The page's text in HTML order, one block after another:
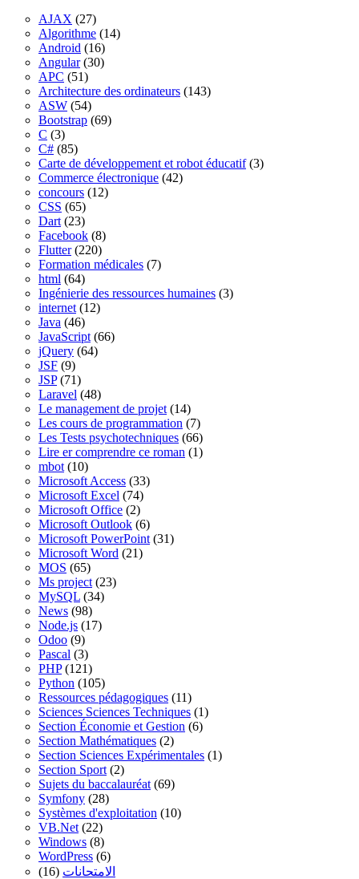
AJAX (27)
Algorithme (14)
Android (16)
Angular(30)
APC (51)
Architecture des ordinateurs (143)
ASW (54)
Bootstrap (69)
C (3)
C# (85)
Carte de développement et robot éducatif(3)
Commerce électronique (42)
concours (12)
CSS (65)
Dart (23)
Facebook (8)
Flutter(220)
Formation médicales (7)
html (64)
Ingénierie des ressources humaines (3)
internet (12)
Java (46)
JavaScript (66)
jQuery (64)
JSF (9)
JSP(71)
Laravel (48)
Le management de projet (14)
Les cours de programmation (7)
Les Tests psychotechniques (66)
Lire er comprendre ce roman (1)
mbot (10)
Microsoft Access (33)
Microsoft Excel (74)
Microsoft Office (2)
Microsoft Outlook (6)
Microsoft PowerPoint (31)
Microsoft Word (21)
MOS (65)
Ms project (23)
MySQL (34)
News (98)
Node.js (17)
Odoo (9)
Pascal (3)
PHP(121)
Python (105)
Ressources pédagogiques (11)
Sciences Sciences Techniques (1)
Section Économie et Gestion (6)
Section Mathématiques (2)
Section Sciences Expérimentales (1)
Section Sport (2)
Sujets du baccalauréat (69)
Symfony (28)
Systèmes d'exploitation (10)
VB.Net (22)
Windows (8)
WordPress (6)
الامتحانات (16)